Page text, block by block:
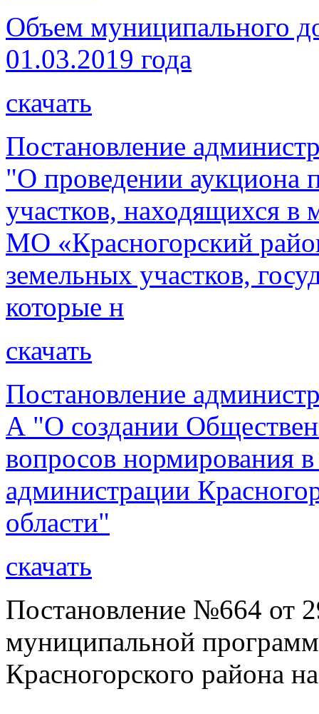
Объем муниципального
01.03.2019 года
скачать
Постановление
"О проведении аукциона
участков, находящихся в
МО «Красногорский
земельных участков,
которые н
скачать
Постановление
А "О создании
вопросов нормирования
администрации
области"
скачать
Постановление №664 от
муниципальной
Красногорского района